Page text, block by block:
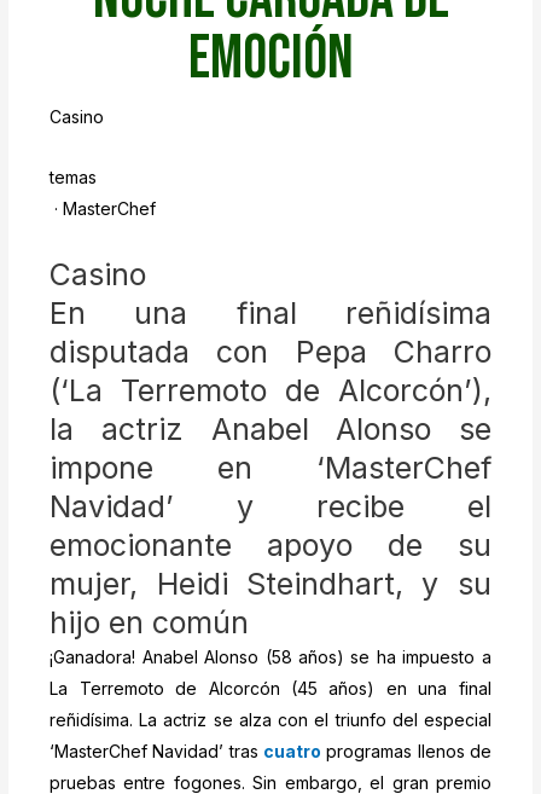
emoción
Casino
temas
· MasterChef
Casino
En una final reñidísima
disputada con Pepa Charro
(‘La Terremoto de Alcorcón’),
la actriz Anabel Alonso se
impone en ‘MasterChef
Navidad’ y recibe el
emocionante apoyo de su
mujer, Heidi Steindhart, y su
hijo en común
¡Ganadora! Anabel Alonso (58 años) se ha impuesto a
La Terremoto de Alcorcón (45 años) en una final
reñidísima. La actriz se alza con el triunfo del especial
‘MasterChef Navidad’ tras cuatro programas llenos de
pruebas entre fogones. Sin embargo, el gran premio